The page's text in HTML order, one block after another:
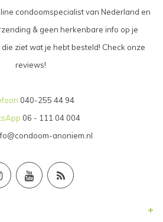
condoomspecialist van Nederland en
& geen herkenbare info op je
ziet wat je hebt besteld! Check onze
reviews!
040-255 44 94
06 - 111 04 004
anoniem.nl